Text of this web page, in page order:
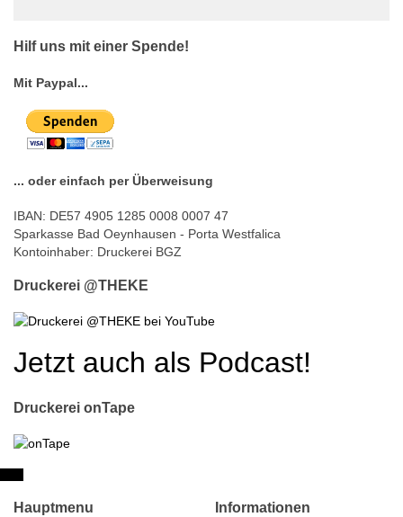
Hilf uns mit einer Spende!
Mit Paypal...
... oder einfach per Überweisung
IBAN: DE57 4905 1285 0008 0007 47
Sparkasse Bad Oeynhausen - Porta Westfalica
Kontoinhaber: Druckerei BGZ
Druckerei @THEKE
Jetzt auch als Podcast!
Druckerei onTape
Hauptmenu Informationen